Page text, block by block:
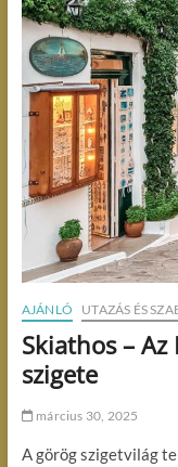
AJÁNLÓ UTAZÁS ÉS
Skiathos –
szigete
március 30, 2025
A görög szigetvilág